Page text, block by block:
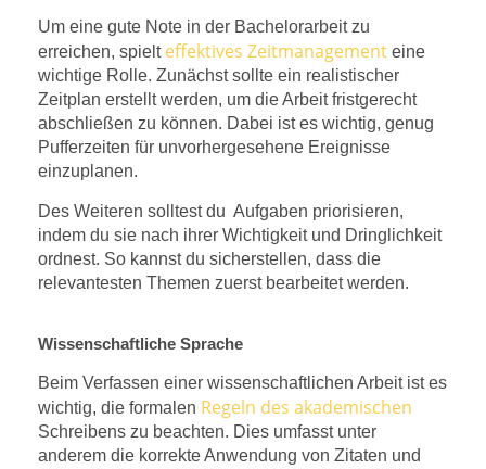
Um eine gute Note in der Bachelorarbeit zu
erreichen, spielt effektives Zeitmanagement eine
wichtige Rolle. Zunächst sollte ein realistischer
Zeitplan erstellt werden, um die Arbeit fristgerecht
abschließen zu können. Dabei ist es wichtig, genug
Pufferzeiten für unvorhergesehene Ereignisse
einzuplanen.
Des Weiteren solltest du Aufgaben priorisieren,
indem du sie nach ihrer Wichtigkeit und Dringlichkeit
ordnest. So kannst du sicherstellen, dass die
relevantesten Themen zuerst bearbeitet werden.
Wissenschaftliche Sprache
Beim Verfassen einer wissenschaftlichen Arbeit ist es
wichtig, die formalen Regeln des akademischen
Schreibens zu beachten. Dies umfasst unter
anderem die korrekte Anwendung von Zitaten und